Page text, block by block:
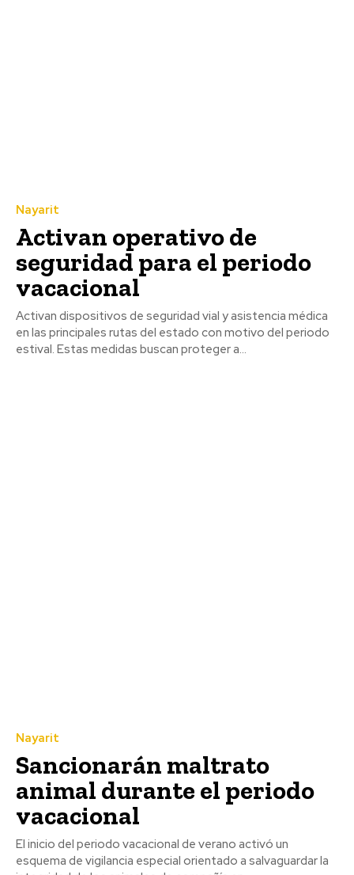
Nayarit
Activan operativo de
seguridad para el periodo
vacacional
Activan dispositivos de seguridad vial y asistencia médica
en las principales rutas del estado con motivo del periodo
estival. Estas medidas buscan proteger a...
Nayarit
Sancionarán maltrato
animal durante el periodo
vacacional
El inicio del periodo vacacional de verano activó un
esquema de vigilancia especial orientado a salvaguardar la